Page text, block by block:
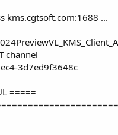
kms.cgtsoft.com:1688 ...
channel
3d7ed9f3648c
=====